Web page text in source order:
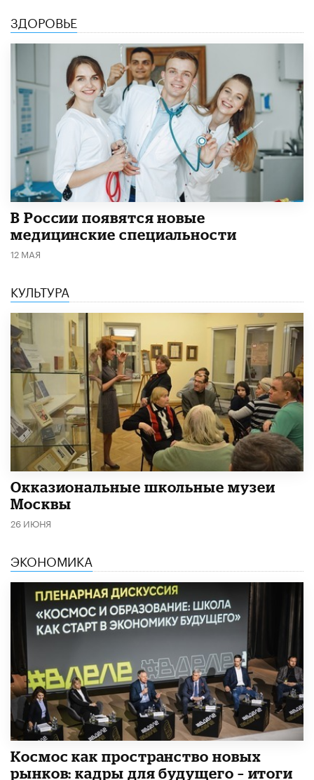
ЗДОРОВЬЕ
В России появятся новые
медицинские специальности
12 МАЯ
КУЛЬТУРА
​Окказиональные школьные музеи
Москвы
26 ИЮНЯ
ЭКОНОМИКА
Космос как пространство новых
рынков: кадры для будущего – итоги